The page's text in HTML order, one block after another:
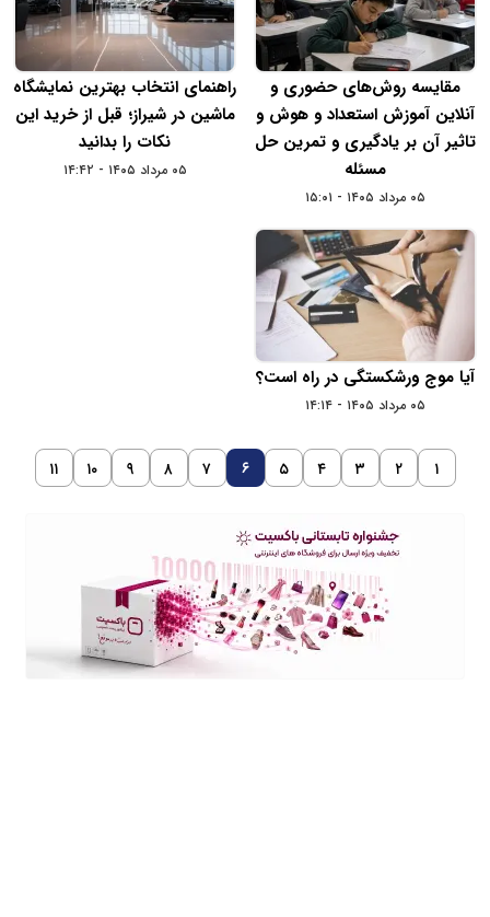
مقایسه روش‌های حضوری و
آنلاین آموزش استعداد و هوش و
تاثیر آن بر یادگیری و تمرین حل
مسئله
۰۵ مرداد ۱۴۰۵ - ۱۵:۰۱
راهنمای انتخاب بهترین نمایشگاه
ماشین در شیراز؛ قبل از خرید این
نکات را بدانید
۰۵ مرداد ۱۴۰۵ - ۱۴:۴۲
آیا موج ورشکستگی در راه است؟
۰۵ مرداد ۱۴۰۵ - ۱۴:۱۴
۱ ۲ ۳ ۴ ۵ ۶ ۷ ۸ ۹ ۱۰ ۱۱